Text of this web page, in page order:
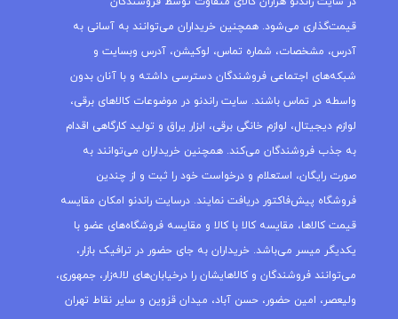
قیمت‌گذاری می‌شود. همچنین خریداران می‌توانند به آسانی به
آدرس، مشخصات، شماره تماس، لوکیشن، آدرس وبسایت و
شبکه‌های اجتماعی فروشندگان دسترسی داشته و با آنان بدون
واسطه در تماس باشند. سایت راندنو در موضوعات کالاهای برقی،
لوازم دیجیتال، لوازم خانگی برقی، ابزار یراق و تولید کارگاهی اقدام
به جذب فروشندگان می‌کند. همچنین خریداران می‌توانند به
صورت رایگان، استعلام و درخواست خود را ثبت و از چندین
فروشگاه پیش‌فاکتور دریافت نمایند. درسایت راندنو امکان مقایسه
قیمت کالاها، مقایسه کالا با کالا و مقایسه فروشگاه‌های عضو با
یکدیگر میسر می‌باشد. خریداران به جای حضور در ترافیک بازار،
می‌توانند فروشندگان و کالاهایشان را درخیابان‌های لاله‌زار، جمهوری،
ولیعصر، امین حضور، حسن آباد، میدان قزوین و سایر نقاط تهران